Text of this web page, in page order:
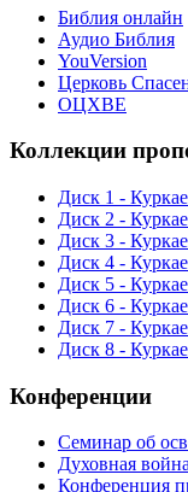
Библия онлайн
Аудио Библия
YouVersion
Церковь
ОЦХВЕ
Коллекции
Диск 1 -
Диск 2 -
Диск 3 -
Диск 4 -
Диск 5 -
Диск 6 -
Диск 7 -
Диск 8 -
Конференции
Семинар об
Духовная война
Конференция